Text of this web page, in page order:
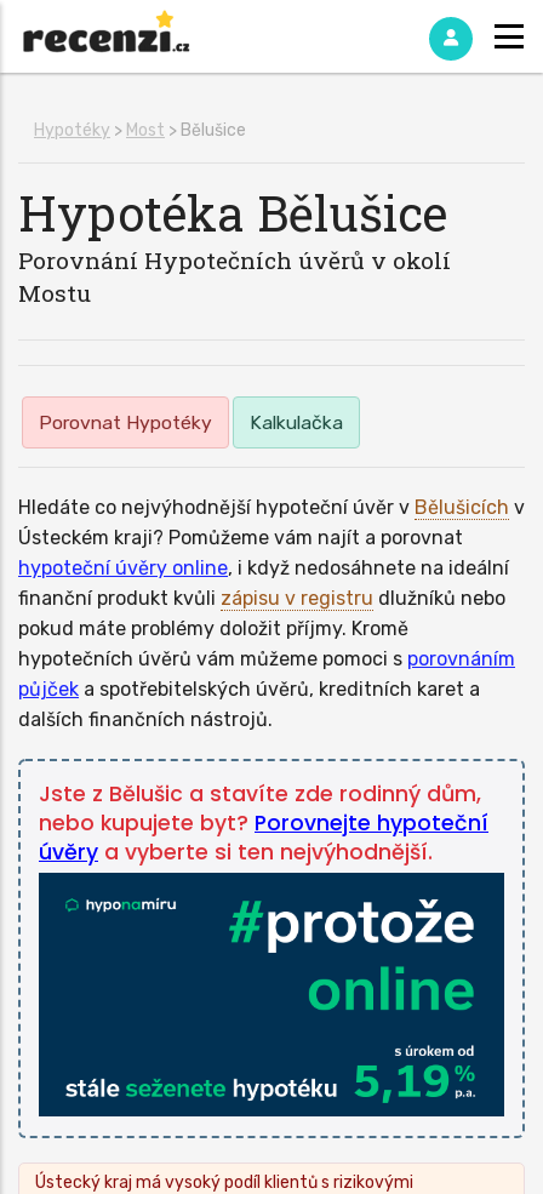
Hypotéky > Most > Bělušice
Hypotéka Bělušice
Porovnání Hypotečních úvěrů v okolí
Mostu
Porovnat Hypotéky Kalkulačka
Hledáte co nejvýhodnější hypoteční úvěr v Bělušicích v
Ústeckém kraji? Pomůžeme vám najít a porovnat
hypoteční úvěry online, i když nedosáhnete na ideální
finanční produkt kvůli zápisu v registru dlužníků nebo
pokud máte problémy doložit příjmy. Kromě
hypotečních úvěrů vám můžeme pomoci s porovnáním
půjček a spotřebitelských úvěrů, kreditních karet a
dalších finančních nástrojů.
Jste z Bělušic a stavíte zde rodinný dům,
nebo kupujete byt? Porovnejte hypoteční
úvěry a vyberte si ten nejvýhodnější.
Ústecký kraj má vysoký podíl klientů s rizikovými